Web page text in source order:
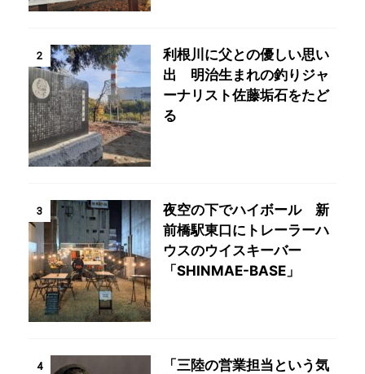
2
利根川に父との優しい思い
出 明治生まれの釣りジャ
ーナリスト佐藤垢石をたど
る
3
夜空の下でハイボール 新
前橋駅東口にトレーラーハ
ウスのウイスキーバー
「SHINMAE-BASE」
4
「三陸の営業担当という気